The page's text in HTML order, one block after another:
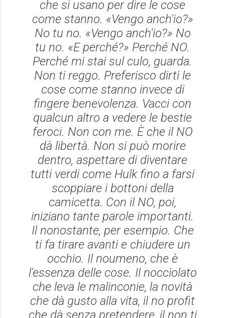
che si usano per dire le cose
come stanno. «Vengo anch'io?»
No tu no. «Vengo anch'io?» No
tu no. «E perché?» Perché NO.
Perché mi stai sul culo, guarda.
Non ti reggo. Preferisco dirti le
cose come stanno invece di
fingere benevolenza. Vacci con
qualcun altro a vedere le bestie
feroci. Non con me. È che il NO
dà libertà. Non si può morire
dentro, aspettare di diventare
tutti verdi come Hulk fino a farsi
scoppiare i bottoni della
camicetta. Con il NO, poi,
iniziano tante parole importanti.
Il nonostante, per esempio. Che
ti fa tirare avanti e chiudere un
occhio. Il noumeno, che è
l'essenza delle cose. Il nocciolato
che leva le malinconie, la novità
che dà gusto alla vita, il no profit
che dà senza pretendere, il non ti